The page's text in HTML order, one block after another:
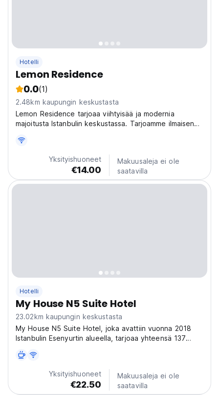
Hotelli
Lemon Residence
0.0(1)
2.48km kaupungin keskustasta
Lemon Residence tarjoaa viihtyisää ja modernia
majoitusta Istanbulin keskustassa. Tarjoamme ilmaisen
muuta. Kaikissa huoneissa on tv, vaatekaappi,
kylpytuotteita ja ruokailutila.
Yksityishuoneet
€14.00
Makuusaleja ei ole
saatavilla
Hotelli
My House N5 Suite Hotel
23.02km kaupungin keskustasta
My House N5 Suite Hotel, joka avattiin vuonna 2018
Istanbulin Esenyurtin alueella, tarjoaa yhteensä 137
laadukasta palvelua arvostetuille vieraillemme,
keittiökalusteet ja kodinkoneet kaikissa
huoneistoissamme....
Yksityishuoneet
€22.50
Makuusaleja ei ole
saatavilla